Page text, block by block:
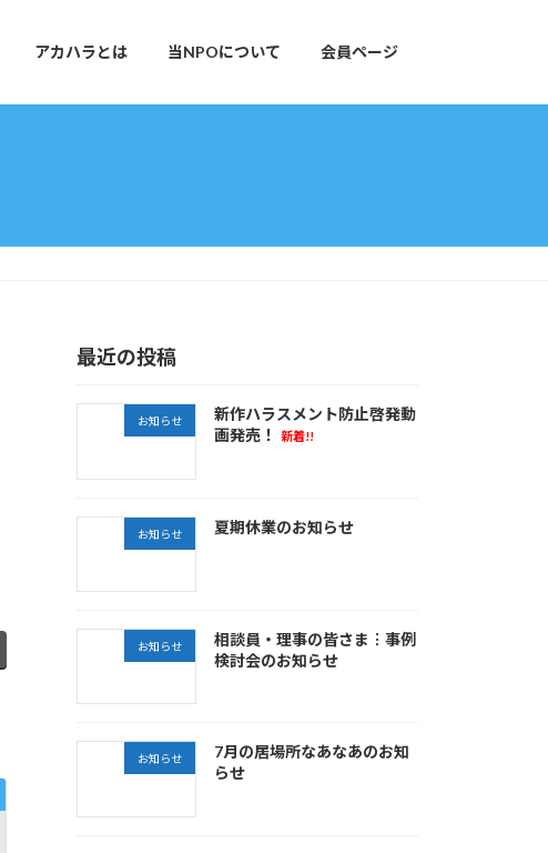
アカハラとは 当NPOについて 会員ページ
最近の投稿
お知らせ
新作ハラスメント防止啓発動
画発売！
新着!!
お知らせ 夏期休業のお知らせ
お知らせ
相談員・理事の皆さま︙事例
検討会のお知らせ
お知らせ
7月の居場所なあなあのお知
らせ